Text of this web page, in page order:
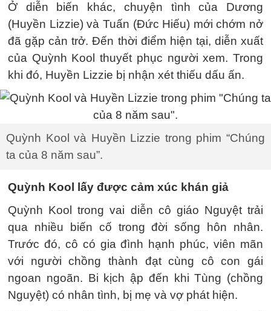
Ở diễn biến khác, chuyện tình của Dương
(Huyền Lizzie) và Tuấn (Đức Hiếu) mới chớm nở
đã gặp cản trở. Đến thời điểm hiện tại, diễn xuất
của Quỳnh Kool thuyết phục người xem. Trong
khi đó, Huyền Lizzie bị nhận xét thiếu dấu ấn.
Quỳnh Kool và Huyền Lizzie trong phim “Chúng
ta của 8 năm sau”.
Quỳnh Kool lấy được cảm xúc khán giả
Quỳnh Kool trong vai diễn cô giáo Nguyệt trải
qua nhiều biến cố trong đời sống hôn nhân.
Trước đó, cô có gia đình hạnh phúc, viên mãn
với người chồng thành đạt cùng cô con gái
ngoan ngoãn. Bi kịch ập đến khi Tùng (chồng
Nguyệt) có nhân tình, bị mẹ và vợ phát hiện.